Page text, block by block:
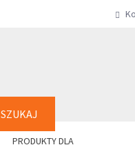
SZUKAJ
PRODUKTY DLA
+48 61